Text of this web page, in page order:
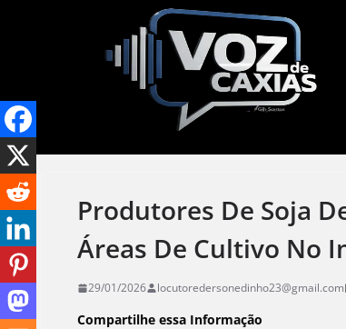
Produtores De Soja
Áreas De Cultivo No
29/01/2026 locutoredersonedinho23@gmail.com
Compartilhe essa Informação